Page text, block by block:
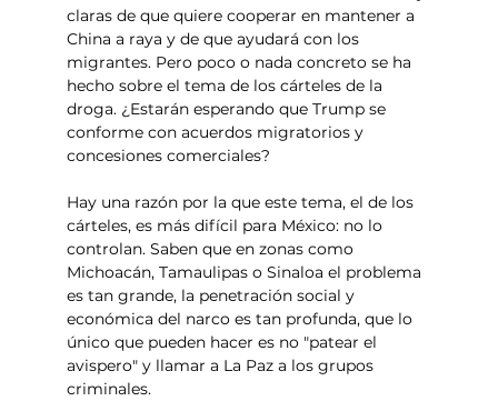
claras de que quiere cooperar en mantener a
China a raya y de que ayudará con los
migrantes. Pero poco o nada concreto se ha
hecho sobre el tema de los cárteles de la
droga. ¿Estarán esperando que Trump se
conforme con acuerdos migratorios y
concesiones comerciales?
Hay una razón por la que este tema, el de los
cárteles, es más difícil para México: no lo
controlan. Saben que en zonas como
Michoacán, Tamaulipas o Sinaloa el problema
es tan grande, la penetración social y
económica del narco es tan profunda, que lo
único que pueden hacer es no "patear el
avispero" y llamar a La Paz a los grupos
criminales.